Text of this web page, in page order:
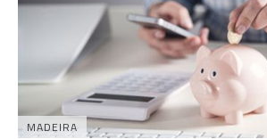
MADEIRA